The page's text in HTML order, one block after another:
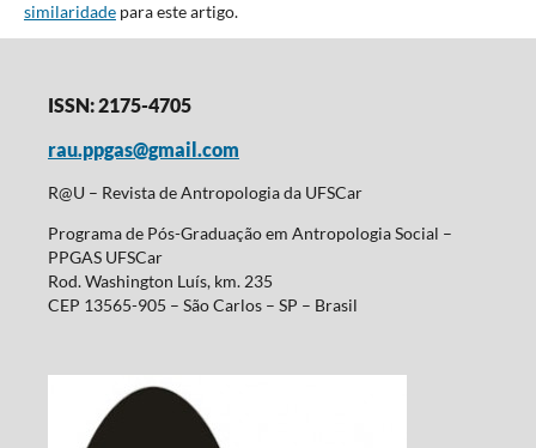
similaridadepara este artigo.
ISSN: 2175-4705
rau.ppgas@gmail.com
R@U – Revista de Antropologia da UFSCar
Programa de Pós-Graduação em Antropologia Social –
PPGAS UFSCar
Rod. Washington Luís, km. 235
CEP 13565-905 – São Carlos – SP – Brasil